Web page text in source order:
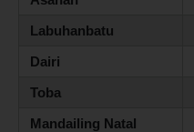
Labuhanbatu
Dairi
Toba
Mandailing Natal